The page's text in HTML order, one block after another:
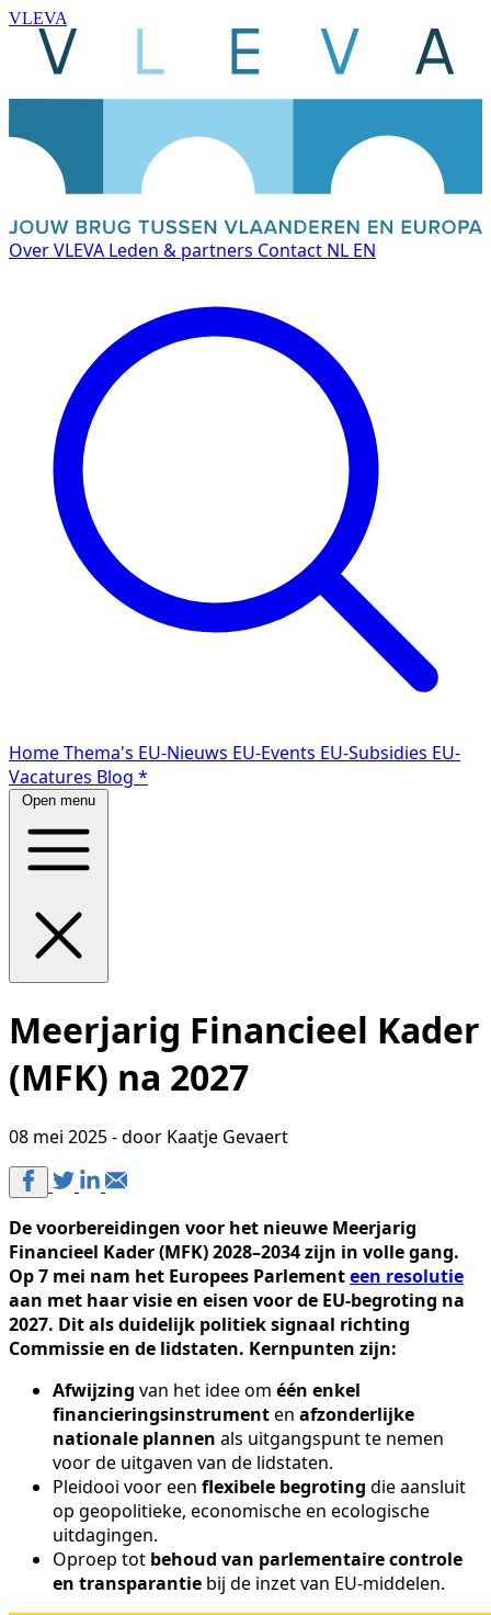
VLEVA
Over VLEVA Leden & partners Contact NL EN
HomeThema's EU-Nieuws EU-Events EU-Subsidies EU-
Vacatures Blog *
Open menu
Meerjarig Financieel Kader
(MFK) na 2027
08 mei 2025 - door Kaatje Gevaert
De voorbereidingen voor het nieuwe Meerjarig
Financieel Kader (MFK) 2028–2034 zijn in volle gang.
Op 7 mei nam het Europees Parlementeen resolutie
aan met haar visie en eisen voor de EU-begroting na
2027. Dit als duidelijk politiek signaal richting
Commissie en de lidstaten. Kernpunten zijn:
Afwijzing van het idee om één enkel
financieringsinstrumenten afzonderlijke
nationale plannen als uitgangspunt te nemen
voor de uitgaven van de lidstaten.
Pleidooi voor een flexibele begroting die aansluit
op geopolitieke, economische en ecologische
uitdagingen.
Oproep tot behoud van parlementaire controle
en transparantie bij de inzet van EU-middelen.